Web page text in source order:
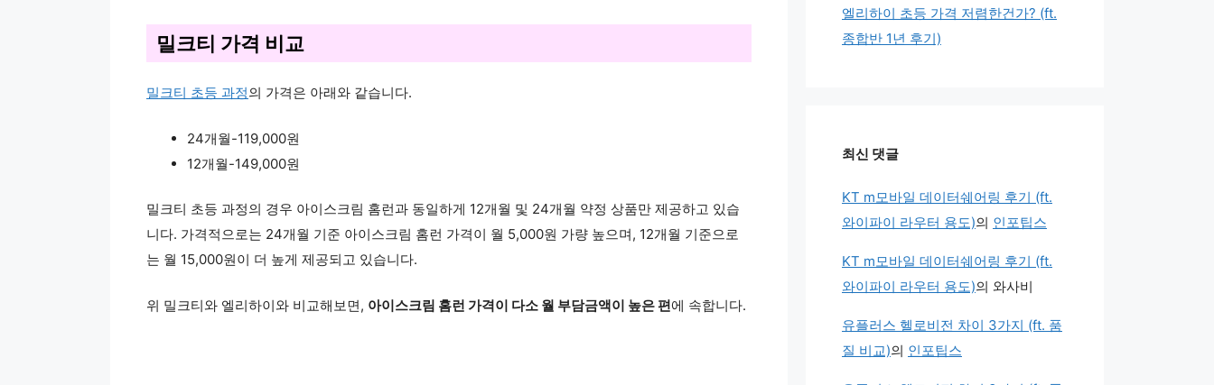
밀크티 가격 비교
밀크티 초등 과정의 가격은 아래와 같습니다.
24개월-119,000원
12개월-149,000원
밀크티 초등 과정의 경우 아이스크림 홈런과 동일하게 12개월 및 24개월 약정 상품만 제공하고 있습
니다. 가격적으로는 24개월 기준 아이스크림 홈런 가격이 월 5,000원 가량 높으며, 12개월 기준으로
는 월 15,000원이 더 높게 제공되고 있습니다.
위 밀크티와 엘리하이와 비교해보면, 아이스크림 홈런 가격이 다소 월 부담금액이 높은 편에 속합니다.
엘리하이 초등 가격 저렴한건가? (ft.
종합반 1년 후기)
최신 댓글
KT m모바일 데이터쉐어링 후기 (ft.
와이파이 라우터 용도)의 인포팁스
KT m모바일 데이터쉐어링 후기 (ft.
와이파이 라우터 용도)의 와사비
유플러스 헬로비전 차이 3가지 (ft. 품
질 비교)의 인포팁스